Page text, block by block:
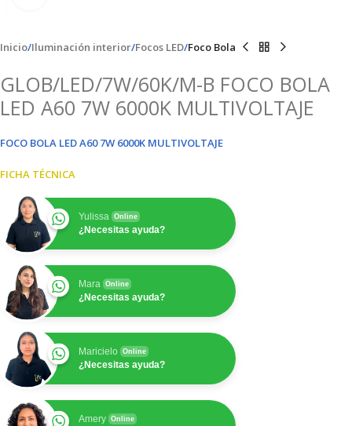
Inicio Iluminación interior Focos LED Foco Bola
GLOB/LED/7W/60K/M-B FOCO BOLA
LED A60 7W 6000K MULTIVOLTAJE
FOCO BOLA LED A60 7W 6000K MULTIVOLTAJE
FICHA TÉCNICA
Yulissa Online
¿Necesitas ayuda?
Mara Online
¿Necesitas ayuda?
Maricielo Online
¿Necesitas ayuda?
Amery Online